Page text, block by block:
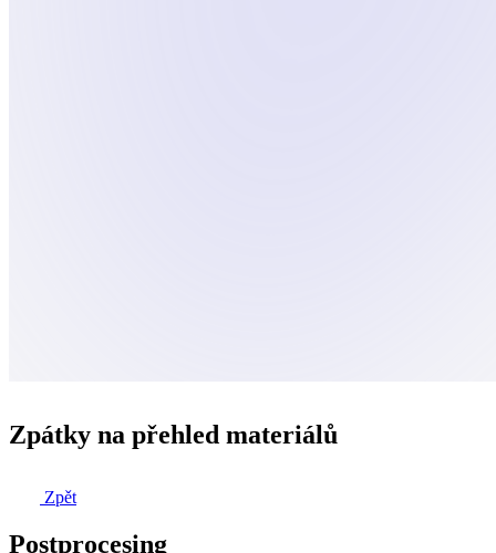
Zpátky na přehled materiálů
Zpět
Postprocesing